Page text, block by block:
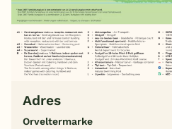
Adres
Orveltermarke